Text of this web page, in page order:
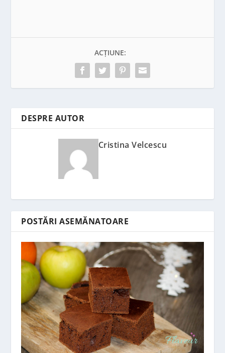
ACȚIUNE:
DESPRE AUTOR
Cristina Velcescu
POSTĂRI ASEMĂNATOARE